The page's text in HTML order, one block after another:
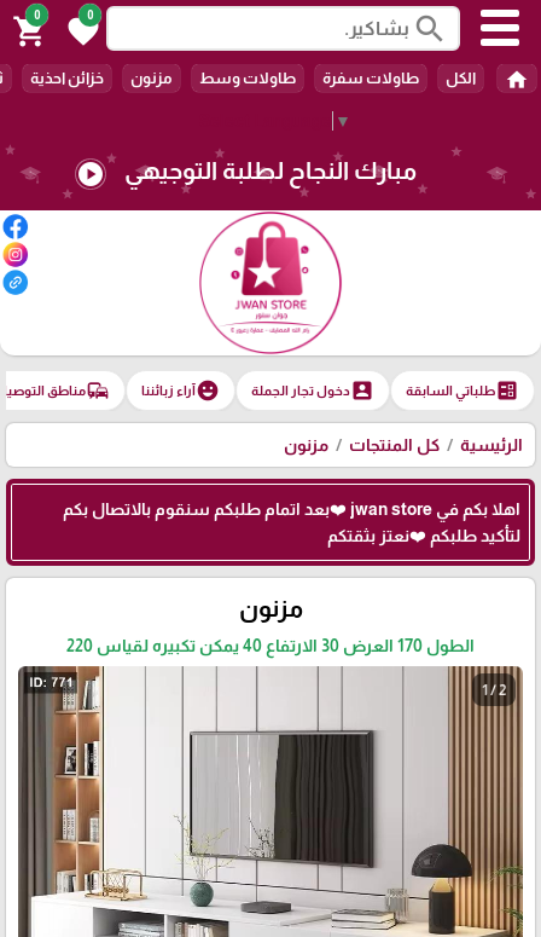
▼
search
0
favorite
0
shopping_cart
home الكل طاولات سفرة طاولات وسط مزنون خزائن احذية
مبارك النجاح لطلبة التوجيهي play_circle
ballotطلباتي السابقة account_boxدخول تجار الجملة emoji_emotionsآراء زبائننا commuteمناطق
الرئيسية كل المنتجات مزنون
اهلا بكم في jwan store ❤️بعد اتمام طلبكم سنقوم بالاتصال بكم
لتأكيد طلبكم ❤️نعتز بثقتكم
مزنون
الطول 170 العرض 30 الارتفاع 40 يمكن تكبيره لقياس 220
1 / 2